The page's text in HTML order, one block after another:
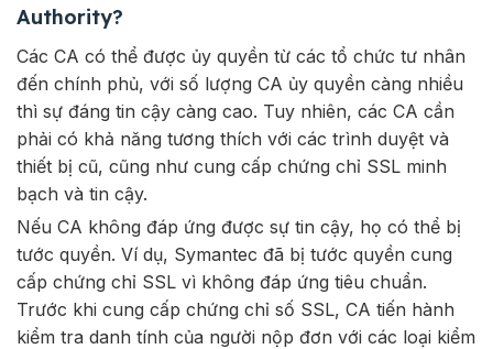
Authority?
Các CA có thể được ủy quyền từ các tổ chức tư nhân
đến chính phủ, với số lượng CA ủy quyền càng nhiều
thì sự đáng tin cậy càng cao. Tuy nhiên, các CA cần
phải có khả năng tương thích với các trình duyệt và
thiết bị cũ, cũng như cung cấp chứng chỉ SSL minh
bạch và tin cậy.
Nếu CA không đáp ứng được sự tin cậy, họ có thể bị
tước quyền. Ví dụ, Symantec đã bị tước quyền cung
cấp chứng chỉ SSL vì không đáp ứng tiêu chuẩn.
Trước khi cung cấp chứng chỉ số SSL, CA tiến hành
kiểm tra danh tính của người nộp đơn với các loại kiểm